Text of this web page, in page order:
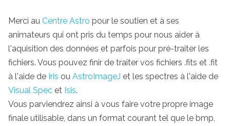
Merci au Centre Astro pour le soutien et à ses
animateurs qui ont pris du temps pour nous aider à
l'aquisition des données et parfois pour pré-traiter les
fichiers. Vous pouvez finir de traiter vos fichiers .fits et .fit
à l'aide de Iris ou AstroImageJ et les spectres à l'aide de
Visual Spec et Isis.
Vous parviendrez ainsi à vous faire votre propre image
finale utilisable, dans un format courant tel que le bmp,